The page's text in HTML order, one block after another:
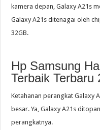
kamera depan, Galaxy A21s
Galaxy A21s ditenagai oleh
32GB.
Hp Samsung
Terbaik Terbaru
Ketahanan perangkat Galaxy
besar. Ya, Galaxy A21s
perangkatnya.